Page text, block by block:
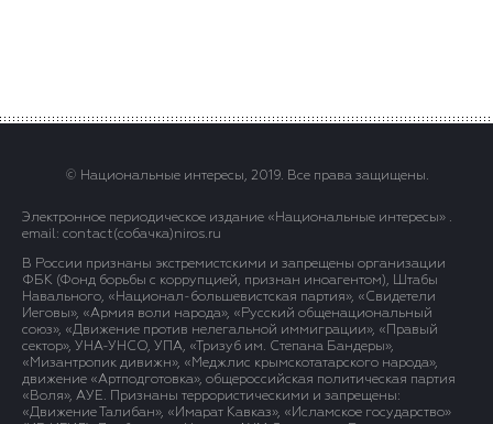
© Национальные интересы, 2019. Все права защищены.
Электронное периодическое издание «Национальные интересы» .
email: contact(сoбaчка)niros.ru
В России признаны экстремистскими и запрещены организации
ФБК (Фонд борьбы с коррупцией, признан иноагентом), Штабы
Навального, «Национал-большевистская партия», «Свидетели
Иеговы», «Армия воли народа», «Русский общенациональный
союз», «Движение против нелегальной иммиграции», «Правый
сектор», УНА-УНСО, УПА, «Тризуб им. Степана Бандеры»,
«Мизантропик дивижн», «Меджлис крымскотатарского народа»,
движение «Артподготовка», общероссийская политическая партия
«Воля», АУЕ. Признаны террористическими и запрещены:
«Движение Талибан», «Имарат Кавказ», «Исламское государство»